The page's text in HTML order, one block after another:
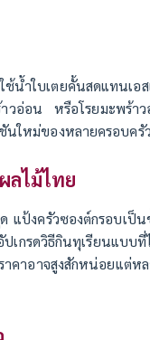
ช้น้ำใบเตยคั้นสดแทนเ
วอ่อน หรือโรยมะพร้า
นใหม่ของหลายครอบครัว
ลไม้ไทย
แป้งครัวซองต์กรอบเป็
เกรดวิธีกินทุเรียนแบบ
าคาอาจสูงสักหน่อยแต่